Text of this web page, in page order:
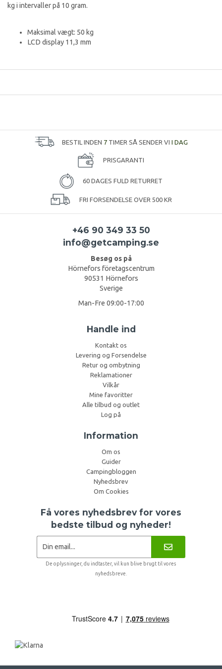
kg i intervaller på 10 gram.
Maksimal vægt: 50 kg
LCD display 11,3 mm
BESTIL INDEN 7TIMER SÅ SENDER VI I DAG
PRISGARANTI
60 DAGES FULD RETURRET
FRI FORSENDELSE OVER 500 KR
+46 90 349 33 50
info@getcamping.se
Besøg os på
Hörnefors företagscentrum
90531 Hörnefors
Sverige
Man-Fre 09:00-17:00
Handle ind
Kontakt os
Levering og Forsendelse
Retur og ombytning
Reklamationer
Vilkår
Mine favoritter
Alle tilbud og outlet
Log på
Information
Om os
Guider
Campingbloggen
Nyhedsbrev
Om Cookies
Få vores nyhedsbrev for vores
bedste tilbud og nyheder!
De oplysninger, du indtaster, vil kun blive brugt til vores
nyhedsbreve.